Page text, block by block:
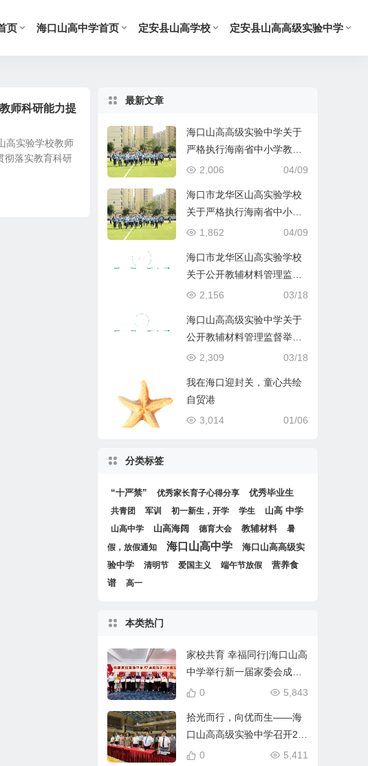
页 海口山高中学首页 定安县山高学校 定安县山高高级实验中学
师科研能力提
高实验学校教师
彻落实教育科研
最新文章
海口山高高级实验中学关于
严格执行海南省中小学教辅
材料管理 “十严禁” 规定的公
04/09
2,006
海口市龙华区山高实验学校
关于严格执行海南省中小学
教辅材料管理 “十严禁” 规定
04/09
1,862
海口市龙华区山高实验学校
关于公开教辅材料管理监督
举报渠道的公示
03/18
2,156
海口山高高级实验中学关于
公开教辅材料管理监督举报
渠道的公示
03/18
2,309
我在海口迎封关，童心共绘
自贸港
01/06
3,014
分类标签
“十严禁” 优秀家长育子心得分享 优秀毕业生
共青团 军训 初一新生，开学 学生 山高 中学
山高中学 山高海阔 德育大会 教辅材料
暑
假，放假通知
海口山高中学
海口山高高级实
验中学
清明节 爱国主义 端午节放假
营养食
谱
高一
本类热门
家校共育 幸福同行|海口山高
中学举行新一届家委会成立
仪式
5,843
0
拾光而行，向优而生——海
口山高高级实验中学召开20
24—2025学年第二学期期末
5,411
0